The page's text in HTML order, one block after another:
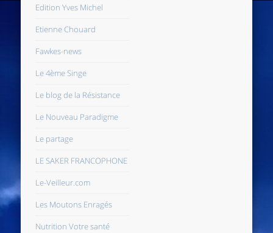
Edition Yves Michel
Etienne Chouard
Fawkes-news
Le 4ème Singe
Le blog de la Résistance
Le Nouveau Paradigme
Le partage
LE SAKER FRANCOPHONE
Le-Veilleur.com
Les Moutons Enragés
Nutrition Votre santé